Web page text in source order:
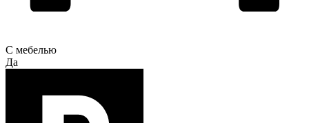
С мебелью
Да